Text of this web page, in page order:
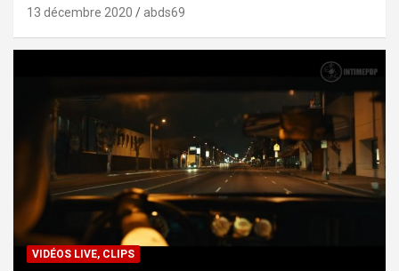
13 décembre 2020 abds69
VIDÉOS LIVE, CLIPS